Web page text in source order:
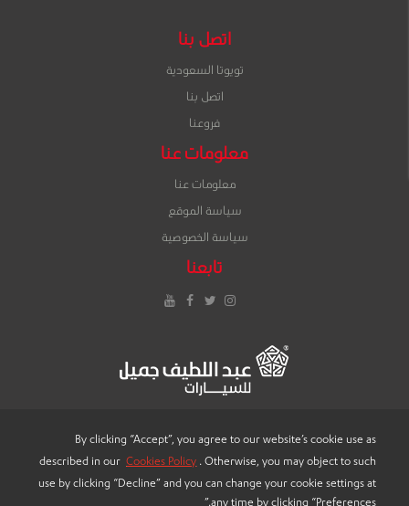
By clicking “Accept”, you agree to our website’s cookie use as
described in our Cookies Policy . Otherwise, you may object to such
use by clicking “Decline” and you can change your cookie settings at
any time by clicking “Preferences.”
اتصل بنا
تويوتا السعودية
اتصل بنا
فروعنا
معلومات عنا
معلومات عنا
سياسة الموقع
سياسة الخصوصية
تابعنا
LANGUAGE